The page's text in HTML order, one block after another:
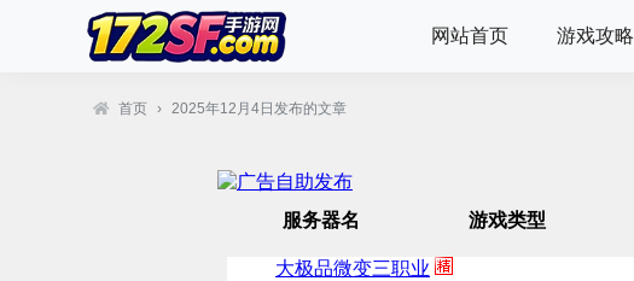
网站首页 游戏攻略
首页 › 2025年12月4日发布的文章